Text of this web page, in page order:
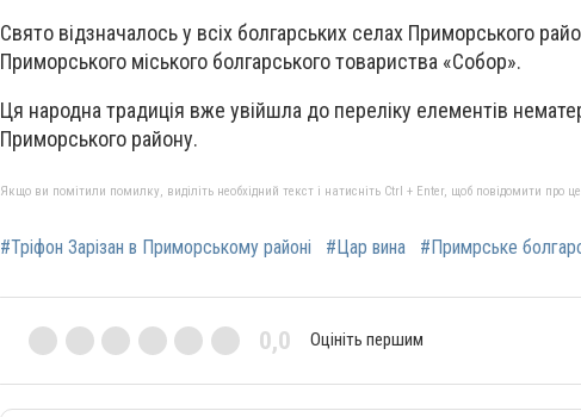
Свято відзначалось у всіх болгарських селах Приморського
Приморського міського болгарського товариства «Собор».
Ця народна традиція вже увійшла до переліку елементів
Приморського району.
Якщо ви помітили помилку, виділіть необхідний текст і натисніть Ctrl + Enter, щоб повідомити про
#Тріфон Зарізан в Приморському районі #Цар вина #Примрське
0,0 Оцініть першим